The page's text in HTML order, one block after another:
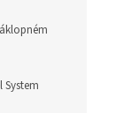
System